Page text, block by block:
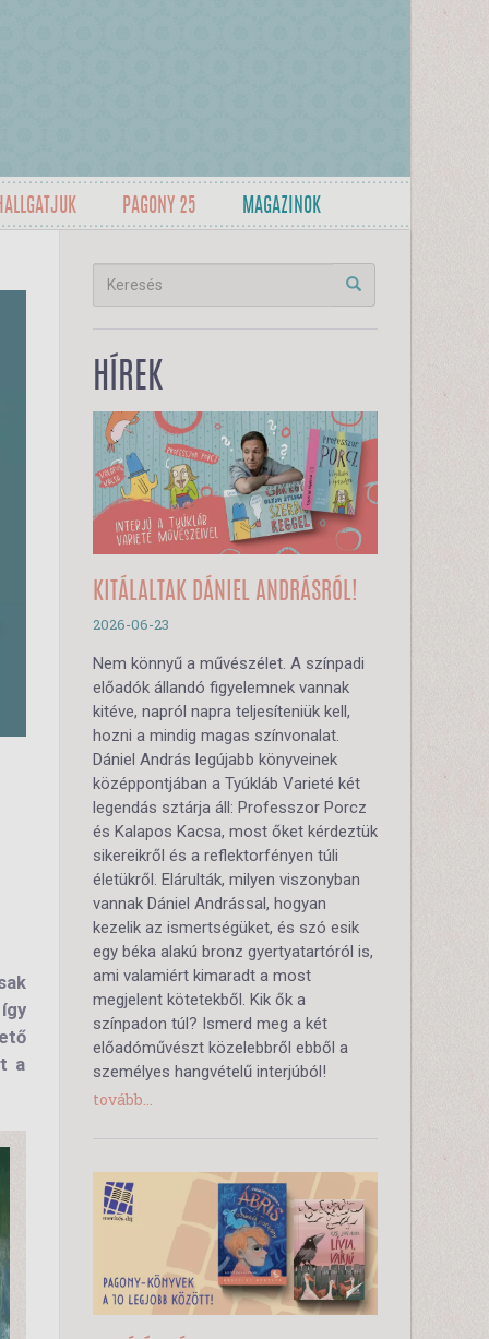
PAGONY 25 MAGAZINOK
a
HÍREK
KITÁLALTAK DÁNIEL ANDRÁSRÓL!
2026-06-23
Nem könnyű a művészélet. A színpadi
előadók állandó figyelemnek vannak
kitéve, napról napra teljesíteniük kell,
hozni a mindig magas színvonalat.
Dániel András legújabb könyveinek
középpontjában a Tyúkláb Varieté két
legendás sztárja áll: Professzor Porcz
és Kalapos Kacsa, most őket kérdeztük
sikereikről és a reflektorfényen túli
életükről. Elárulták, milyen viszonyban
vannak Dániel Andrással, hogyan
kezelik az ismertségüket, és szó esik
egy béka alakú bronz gyertyatartóról is,
ami valamiért kimaradt a most
megjelent kötetekből. Kik ők a
színpadon túl? Ismerd meg a két
előadóművészt közelebbről ebből a
személyes hangvételű interjúból!
tovább...